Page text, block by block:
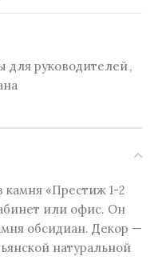
для руководителей,
«Престиж 1-2
или офис. Он
обсидиан. Декор —
натуральной